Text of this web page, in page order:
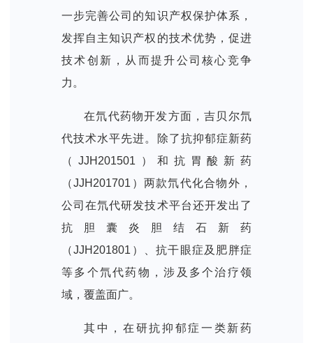
一步完善公司的知识产权保护体系，
发挥自主知识产权的技术优势，促进
技术创新，从而提升公司核心竞争
力。
在氘代药物开发方面，吉贝尔氘
代技术水平先进。除了抗抑郁症新药
（JJH201501）和抗胃酸新药
（JJH201701）两款氘代化合物外，
公司在氘代研发技术平台还开发出了
抗胆囊炎胆结石新药
（JJH201801）、抗干眼症及肥胖症
等多个氘代药物，涉及多个治疗领
域，覆盖面广。
其中，在研抗抑郁症一类新药